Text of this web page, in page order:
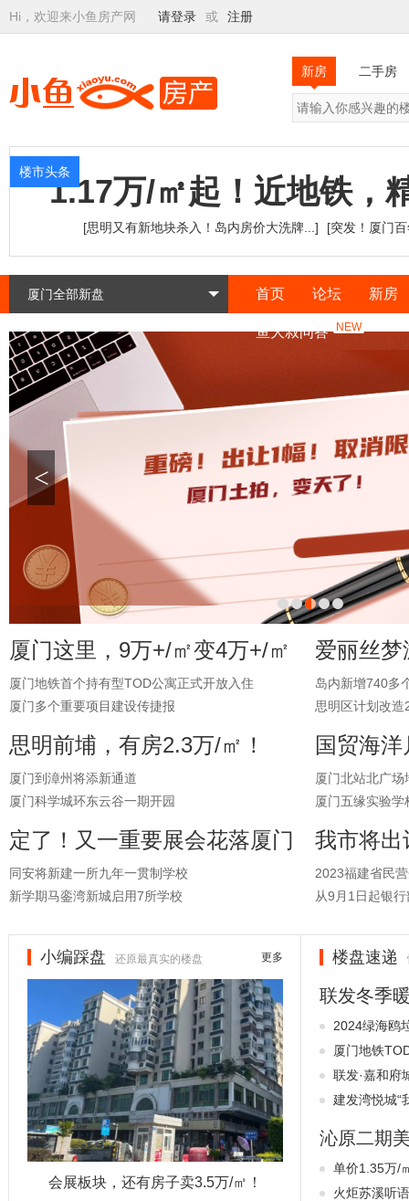
Hi，欢迎来小鱼房产网 请登录 或 注册
新房 二手房
楼市头条
1.17万/㎡起！近地铁，
[思明又有新地块杀入！岛内房价大洗牌...] [突发！厦门
首页 论坛 新房
鱼大叔问答 NEW
厦门全部新盘
<
厦门这里，9万+/㎡变4万+/㎡
厦门地铁首个持有型TOD公寓正式开放入住
厦门多个重要项目建设传捷报
爱丽丝
岛内新增740多
思明区计划改
思明前埔，有房2.3万/㎡！
厦门到漳州将添新通道
厦门科学城环东云谷一期开园
国贸海
厦门北站北广
厦门五缘实验
定了！又一重要展会花落厦门
同安将新建一所九年一贯制学校
新学期马銮湾新城启用7所学校
我市将出
2023福建省民
从9月1日起银
小编踩盘 还原最真实的楼盘 更多
会展板块，还有房子卖3.5万/㎡！
楼盘速递
联发冬季
2024绿海鸥
厦门地铁
联发·嘉和府城市
建发湾悦城“
沁原二期
单价1.35万/㎡
火炬苏溪听语：